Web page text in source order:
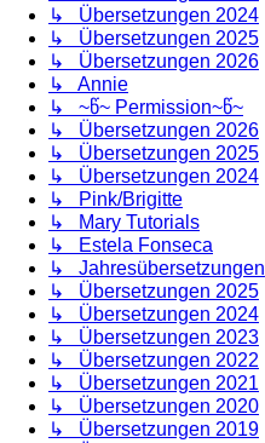
↳ Übersetzungen 2024
↳ Übersetzungen 2025
↳ Übersetzungen 2026
↳ Annie
↳ ~წ~ Permission~წ~
↳ Übersetzungen 2026
↳ Übersetzungen 2025
↳ Übersetzungen 2024
↳ Pink/Brigitte
↳ Mary Tutorials
↳ Estela Fonseca
↳ Jahresübersetzungen
↳ Übersetzungen 2025
↳ Übersetzungen 2024
↳ Übersetzungen 2023
↳ Übersetzungen 2022
↳ Übersetzungen 2021
↳ Übersetzungen 2020
↳ Übersetzungen 2019